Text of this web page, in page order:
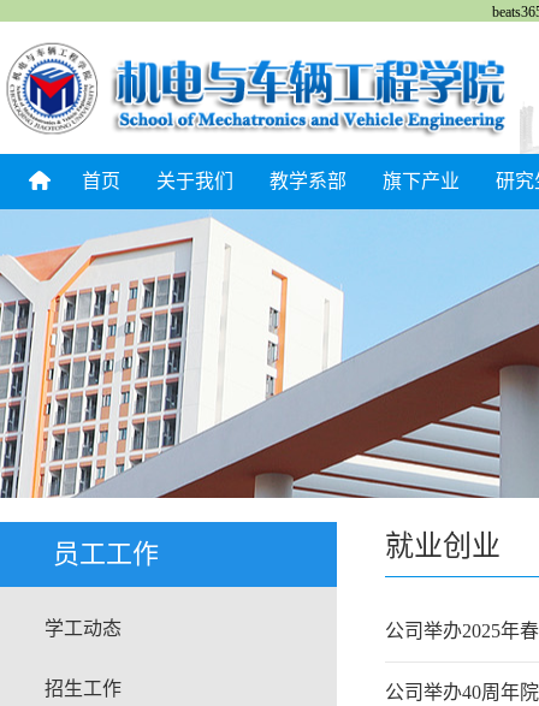
首页 关于我们 教学系部 旗下产业 研究
员工工作
学工动态
招生工作
就业创业
公司举办2025年
公司举办40周年